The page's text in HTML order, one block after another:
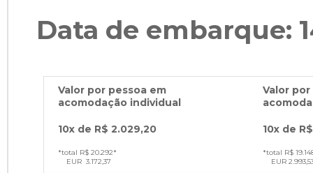
Data de embarque:
Valor por pessoa em
acomodação individual
Valor
10x de R$ 2.029,20
*total R$ 20.292*
EUR 3.172,37
10x de
*total R$
EUR